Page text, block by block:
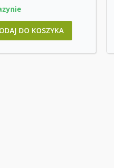
DO KOSZYKA